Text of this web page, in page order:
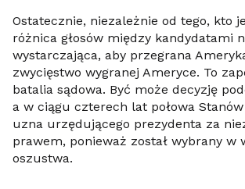
Ostatecznie, niezależnie od tego, kto
różnica głosów między kandydatami
wystarczająca, aby przegrana
zwycięstwo wygranej Ameryce. To
batalia sądowa. Być może decyzję
a w ciągu czterech lat połowa
uzna urzędującego prezydenta za
prawem, ponieważ został wybrany w
oszustwa.